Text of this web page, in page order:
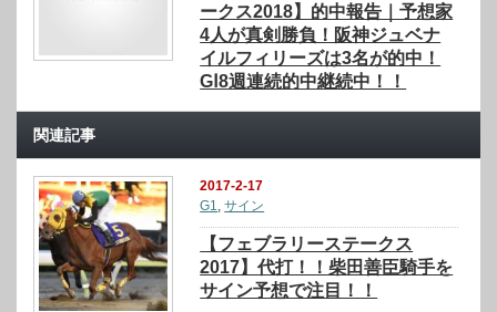
ークス2018】的中報告｜予想家
4人が真剣勝負！阪神ジュベナ
イルフィリーズは3名が的中！
GⅠ8週連続的中継続中！！
関連記事
2017-2-17
G1,サイン
【フェブラリーステークス
2017】代打！！柴田善臣騎手を
サイン予想で注目！！